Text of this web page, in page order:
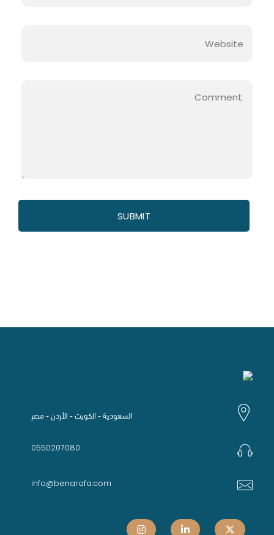
السعودية - الكويت - الأردن - مصر
0550207080
info@benarafa.com